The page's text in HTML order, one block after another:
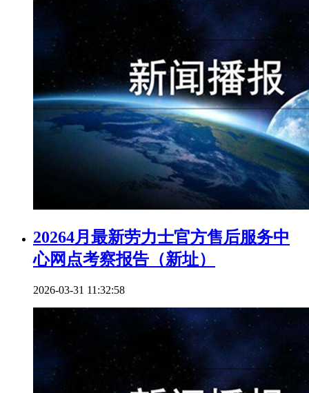
20264月最新劳力士官方售后服务中
心网点考察报告（新址）
2026-03-31 11:32:58